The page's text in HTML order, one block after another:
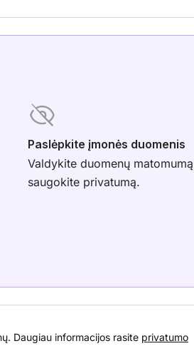
Paslėpkite įmonės duomenis
Valdykite duomenų
saugokite privatumą.
Daugiau informacijos rasite privatumo